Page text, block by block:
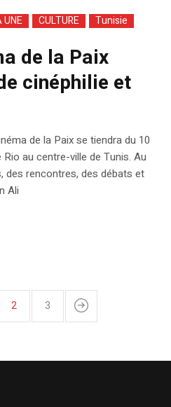
UNE CULTURE Tunisie
de la Paix
cinéphilie et
de la Paix se tiendra du 10
au centre-ville de Tunis. Au
des rencontres, des débats et
Ali
2 3